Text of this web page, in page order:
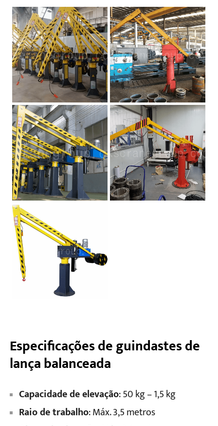
Especificações de guindastes de
lança balanceada
Capacidade de elevação: 50 kg – 1,5 kg
Raio de trabalho: Máx. 3,5 metros